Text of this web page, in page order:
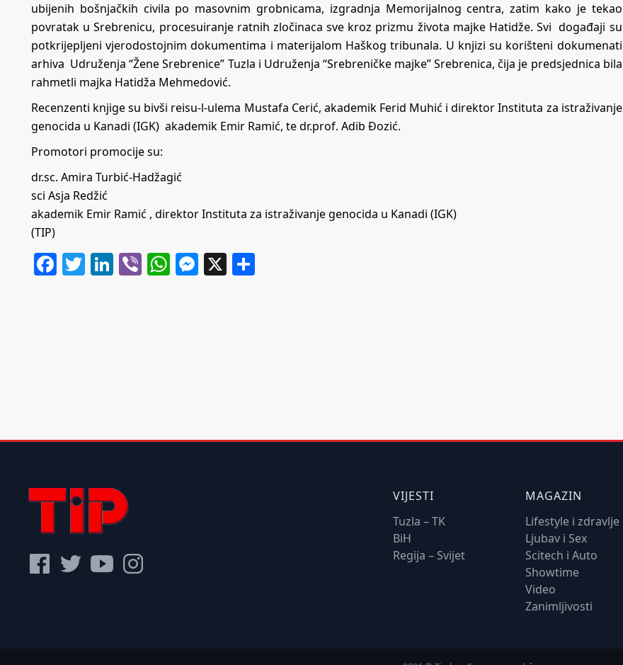
ubijenih bošnjačkih civila po masovnim grobnicama, izgradnja Memorijalnog centra, zatim kako je tekao
povratak u Srebrenicu, procesuiranje ratnih zločinaca sve kroz prizmu života majke Hatidže. Svi događaji su
potkrijepljeni vjerodostojnim dokumentima i materijalom Haškog tribunala. U knjizi su korišteni dokumenati
arhiva Udruženja “Žene Srebrenice” Tuzla i Udruženja “Srebreničke majke” Srebrenica, čija je predsjednica bila
rahmetli majka Hatidža Mehmedović.
Recenzenti knjige su bivši reisu-l-ulema Mustafa Cerić, akademik Ferid Muhić i direktor Instituta za istraživanje
genocida u Kanadi (IGK) akademik Emir Ramić, te dr.prof. Adib Đozić.
Promotori promocije su:
dr.sc. Amira Turbić-Hadžagić
sci Asja Redžić
akademik Emir Ramić , direktor Instituta za istraživanje genocida u Kanadi (IGK)
(TIP)
Facebook
Twitter
LinkedIn
ViberWhatsApp
Messenger
X
VIJESTI
Tuzla – TK
BiH
Regija – Svijet
MAGAZIN
Lifestyle i zdravlje
Ljubav i Sex
Scitech i Auto
Showtime
Video
Zanimljivosti